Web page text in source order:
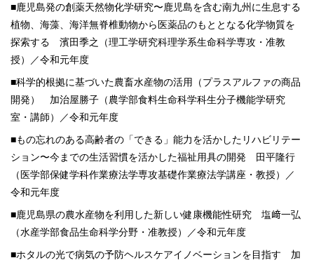
■鹿児島発の創薬天然物化学研究〜鹿児島を含む南九州に生息する
植物、海藻、海洋無脊椎動物から医薬品のもととなる化学物質を
探索する 濱田季之（理工学研究科理学系生命科学専攻・准教
授）／令和元年度
■科学的根拠に基づいた農畜水産物の活用（プラスアルファの商品
開発） 加治屋勝子（農学部食料生命科学科生分子機能学研究
室・講師）／令和元年度
■もの忘れのある高齢者の「できる」能力を活かしたリハビリテー
ション〜今までの生活習慣を活かした福祉用具の開発 田平隆行
（医学部保健学科作業療法学専攻基礎作業療法学講座・教授）／
令和元年度
■鹿児島県の農水産物を利用した新しい健康機能性研究 塩﨑一弘
（水産学部食品生命科学分野・准教授）／令和元年度
■ホタルの光で病気の予防ヘルスケアイノベーションを目指す 加